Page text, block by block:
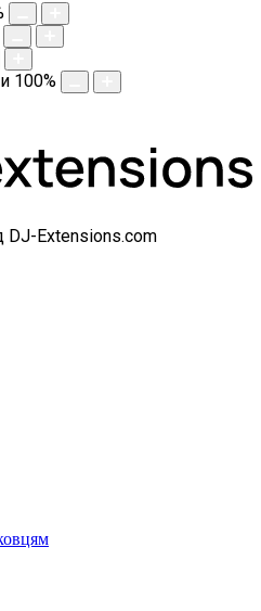
100%
DJ-Extensions.com